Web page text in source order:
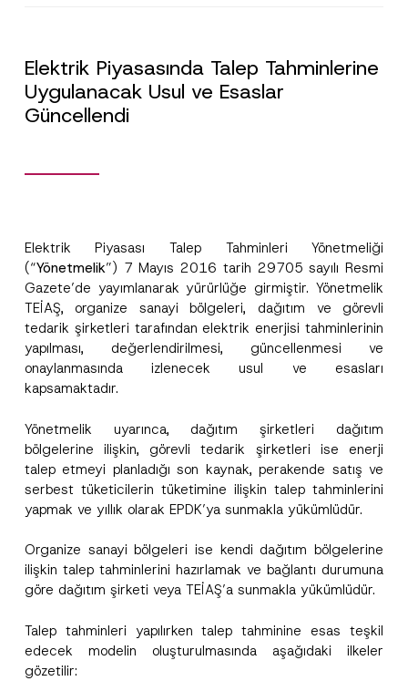
Elektrik Piyasasında Talep Tahminlerine
Uygulanacak Usul ve Esaslar
Güncellendi
Elektrik Piyasası Talep Tahminleri Yönetmeliği
(“Yönetmelik”) 7 Mayıs 2016 tarih 29705 sayılı Resmi
Gazete’de yayımlanarak yürürlüğe girmiştir. Yönetmelik
TEİAŞ, organize sanayi bölgeleri, dağıtım ve görevli
tedarik şirketleri tarafından elektrik enerjisi tahminlerinin
yapılması, değerlendirilmesi, güncellenmesi ve
onaylanmasında izlenecek usul ve esasları
kapsamaktadır.
Yönetmelik uyarınca, dağıtım şirketleri dağıtım
bölgelerine ilişkin, görevli tedarik şirketleri ise enerji
talep etmeyi planladığı son kaynak, perakende satış ve
serbest tüketicilerin tüketimine ilişkin talep tahminlerini
yapmak ve yıllık olarak EPDK’ya sunmakla yükümlüdür.
Organize sanayi bölgeleri ise kendi dağıtım bölgelerine
ilişkin talep tahminlerini hazırlamak ve bağlantı durumuna
göre dağıtım şirketi veya TEİAŞ’a sunmakla yükümlüdür.
Talep tahminleri yapılırken talep tahminine esas teşkil
edecek modelin oluşturulmasında aşağıdaki ilkeler
gözetilir:
Ad*
A
d
*